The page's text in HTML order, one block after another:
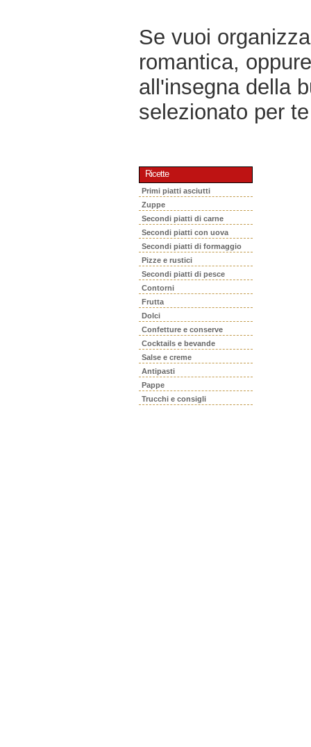
Se vuoi
romantica,
all'insegna della
selezionato per
Ricette
Primi piatti asciutti
Zuppe
Secondi piatti di carne
Secondi piatti con uova
Secondi piatti di formaggio
Pizze e rustici
Secondi piatti di pesce
Contorni
Frutta
Dolci
Confetture e conserve
Cocktails e bevande
Salse e creme
Antipasti
Pappe
Trucchi e consigli